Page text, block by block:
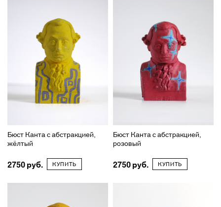
Бюст Канта с абстракцией,
жёлтый
2750 КУПИТЬ
Бюст Канта с абстракцией,
розовый
2750 КУПИТЬ